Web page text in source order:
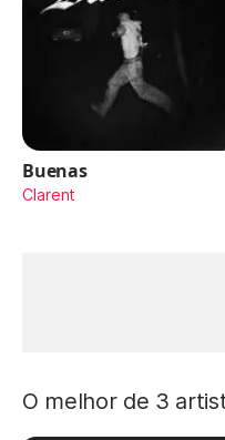
Buenas
Clarent
O melhor de 3